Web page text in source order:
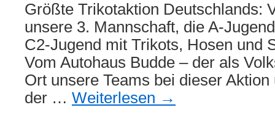
Größte Trikotaktion Deutschlands:
unsere 3. Mannschaft, die A-
C2-Jugend mit Trikots, Hosen und
Vom Autohaus Budde – der als
Ort unsere Teams bei dieser
der … Weiterlesen →